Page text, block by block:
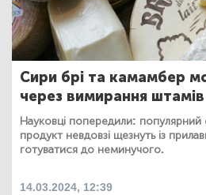
Сири брі та камамбер
через вимирання штамів
Науковці попередили: популярний
продукт невдовзі щезнуть із
готуватися до неминучого.
14.03.2024, 12:39